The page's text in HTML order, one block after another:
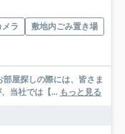
メラ
敷地内ごみ置き場
当社では【... もっと見る